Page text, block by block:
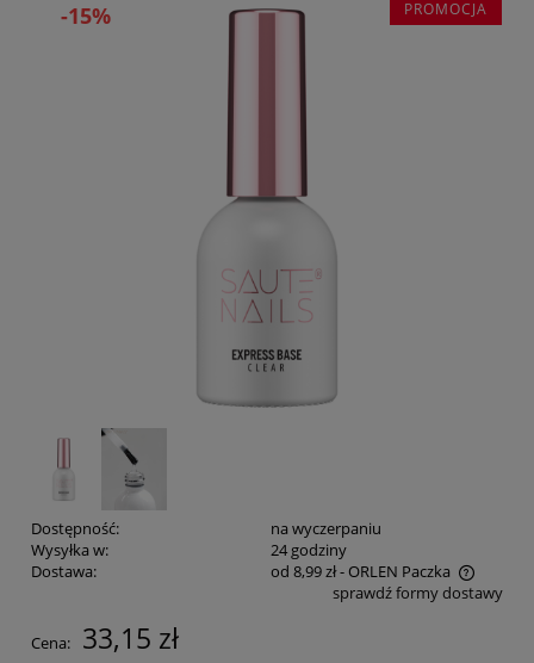
PROMOCJA
-15%
Dostępność:
na wyczerpaniu
Wysyłka w:
24 godziny
Dostawa:
od 8,99 zł- ORLEN Paczka
Cena nie zawiera ewentualnych kosztów płatnościsprawdź formy dostawy
Cena: 33,15 zł